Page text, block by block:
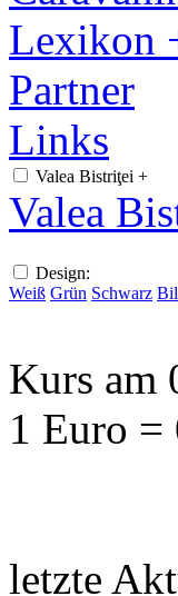
Lexikon
Partner
Links
Valea Bistriţei +
Valea
Design:
Weiß Grün Schwarz
Kurs am
1 Euro =
letzte